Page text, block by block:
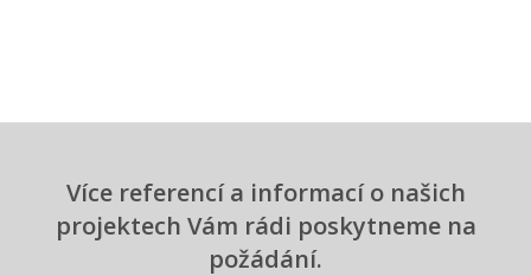
Více referencí a informací o našich
projektech Vám rádi poskytneme na
požádání.